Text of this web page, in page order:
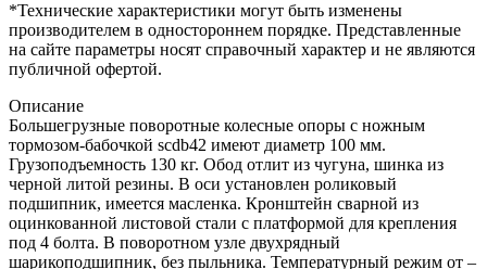
*Технические характеристики могут быть изменены
производителем в одностороннем порядке. Представленные
на сайте параметры носят справочный характер и не являются
публичной офертой.
Описание
Большегрузные поворотные колесные опоры с ножным
тормозом-бабочкой scdb42 имеют диаметр 100 мм.
Грузоподъемность 130 кг. Обод отлит из чугуна, шинка из
черной литой резины. В оси установлен роликовый
подшипник, имеется масленка. Кронштейн сварной из
оцинкованной листовой стали с платформой для крепления
под 4 болта. В поворотном узле двухрядный
шарикоподшипник, без пыльника. Температурный режим от –